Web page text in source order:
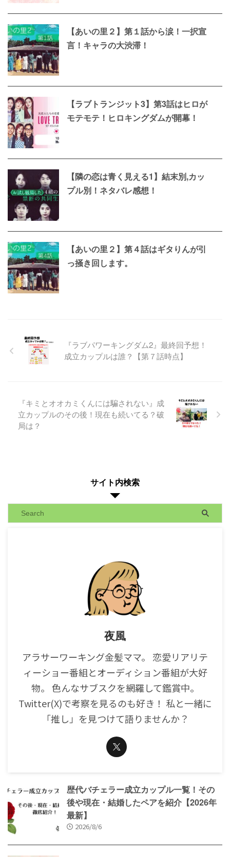
【あいの里２】第１話から涙！一択宣
言！キャラの大渋滞！
【ラブトランジット3】第3話はヒロが
モテモテ！ヒロキングダムが開幕！
【隣の恋は青く見える1】結末別,カッ
プル別！ネタバレ感想！
【あいの里２】第４話はギタりんが引
っ掻き回します。
『ラブパワーキングダム2』最終回予想！
成立カップルは誰？【第７話時点】
『キミとオオカミくんには騙されない』成
立カップルのその後！現在も続いてる？破
局は？
サイト内検索
夜風
アラサーワーキング金髪ママ。 恋愛リアリテ
ィーショー番組とオーディション番組が大好
物。 色んなサブスクを網羅して鑑賞中。
Twitter(X)で考察を見るのも好き！ 私と一緒に
「推し」を見つけて語りませんか？
歴代バチェラー成立カップル一覧！その
後や現在・結婚したペアを紹介【2026年
最新】
2026/8/6